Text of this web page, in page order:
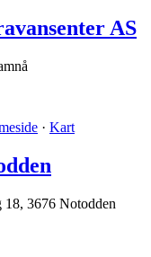
AS
· Kart
18, 3676 Notodden